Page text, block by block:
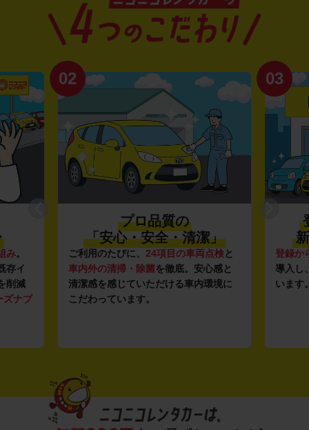
み。
存イ
削減
ズナブ
02
プロ品質の
「安心・安全・清潔」
ご利用のたびに、 24項目の車両点検と
車内外の清掃・除菌を徹底。安心感と
清潔感を感じていただける車内環境に
こだわっています。
03
登録か
導入し
います